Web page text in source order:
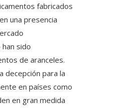
fabricados
una presencia
sido
de aranceles.
decepción para la
en países como
en gran medida